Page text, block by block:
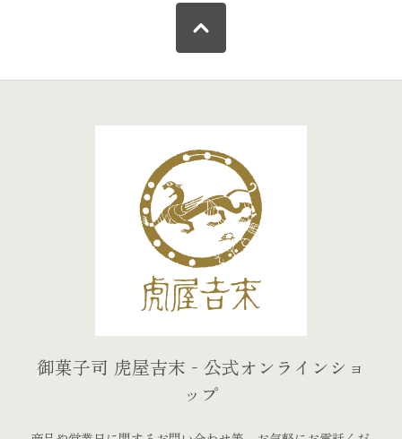
御菓子司 虎屋吉末‐公式オンラインショ
ップ